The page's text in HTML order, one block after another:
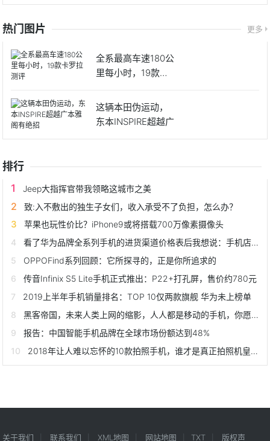
热门图片 更多
全系最高车速180公
里每小时，19款卡
这辆本田伪运动，
东本INSPIRE超越广
排行
Jeep大指挥官带我领略这城市之美
致:入不敷出的独生子女们，收入承受不了负担，怎么办？
苹果也玩性价比？iPhone9或将搭载700万像素摄像头
看了华为品牌全系列手机的进货渠道价格表后我想说：手机店真黑！
OPPOFind系列回顾：它所探寻的，正是你所追求的
传音Infinix S5 Lite手机正式推出：P22+打孔屏，售价约780元
2019上半年手机销量排名：TOP 10仅两款旗舰 华为未上榜单
黑客帝国，未来人类上网的缩影，人人都是移动的手机，你愿意吗？
报告：中国智能手机品牌在全球市场份额达到48%
2018年让人难以忘怀的10款拍照手机，谁才是真正拍照机皇？
关于我们 联系我们 XML地图 网站地图 TXT 版权声